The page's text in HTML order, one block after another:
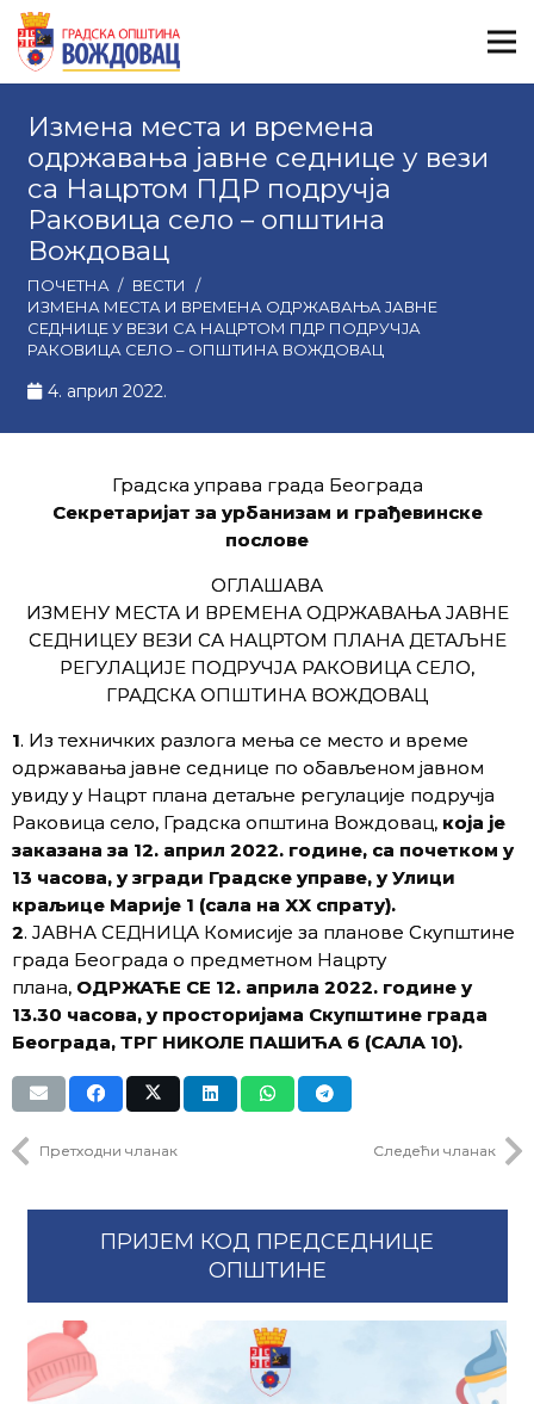
Измена места и времена
одржавања јавне седнице у вези
са Нацртом ПДР подручја
Раковица село – општина
Вождовац
ПОЧЕТНА / ВЕСТИ
/
ИЗМЕНА МЕСТА И ВРЕМЕНА ОДРЖАВАЊА ЈАВНЕ
СЕДНИЦЕ У ВЕЗИ СА НАЦРТОМ ПДР ПОДРУЧЈА
РАКОВИЦА СЕЛО – ОПШТИНА ВОЖДОВАЦ
4. април 2022.
Градскa управa града Београда
Секретаријат за урбанизам и грађевинске
послове
OГЛАШАВА
ИЗМЕНУ МЕСТА И ВРЕМЕНА ОДРЖАВАЊА ЈАВНЕ
СЕДНИЦЕУ ВЕЗИ СА НАЦРТОМ ПЛАНА ДЕТАЉНЕ
РЕГУЛАЦИЈЕ ПОДРУЧЈА РАКОВИЦА СЕЛО,
ГРАДСКА ОПШТИНА ВОЖДОВАЦ
1. Из техничких разлога мења се место и време
одржавања јавне седнице по обављеном јавном
увиду у Нацрт плана детаљне регулације подручја
Раковица село, Градска општина Вождовац, која је
заказана за 12. април 2022. године, са почетком у
13 часова, у згради Градске управе, у Улици
краљице Марије 1 (сала на XX спрату).
2. ЈАВНА СЕДНИЦА Комисије за планове Скупштине
града Београда о предметном Нацрту
плана, ОДРЖАЋЕ СЕ 12. априла 2022. године у
13.30 часова, у просторијама Скупштине града
Београда, ТРГ НИКОЛЕ ПАШИЋА 6 (САЛА 10).
Претходни чланак Следећи чланак
ПРИЈЕМ КОД ПРЕДСЕДНИЦЕ
ОПШТИНЕ